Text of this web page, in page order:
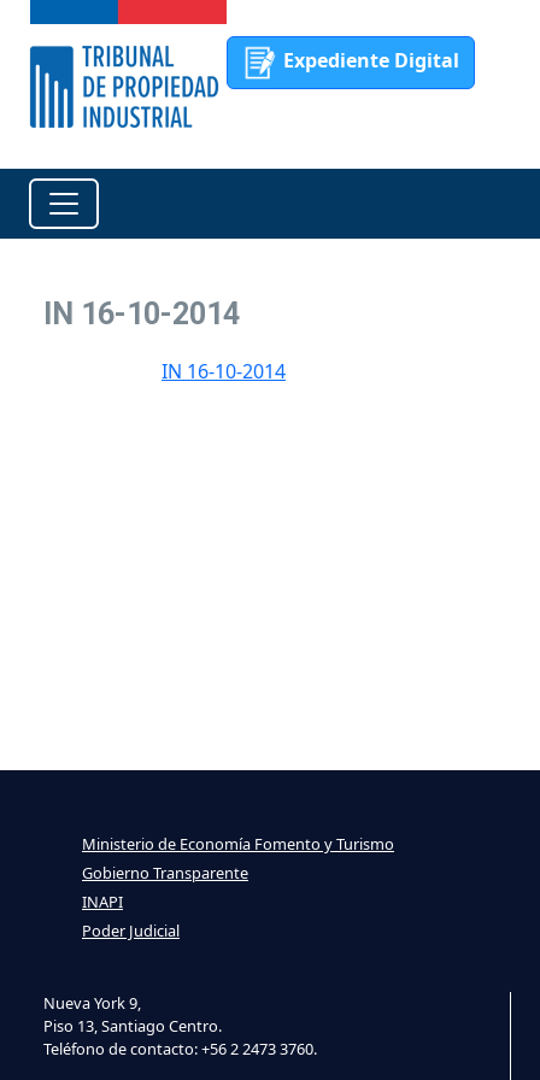
Expediente Digital
IN 16-10-2014
IN 16-10-2014
Nueva York 9,
Piso 13, Santiago Centro.
Teléfono de contacto: +56 2 2473 3760.
Ministerio de Economía Fomento y Turismo
Gobierno Transparente
INAPI
Poder Judicial